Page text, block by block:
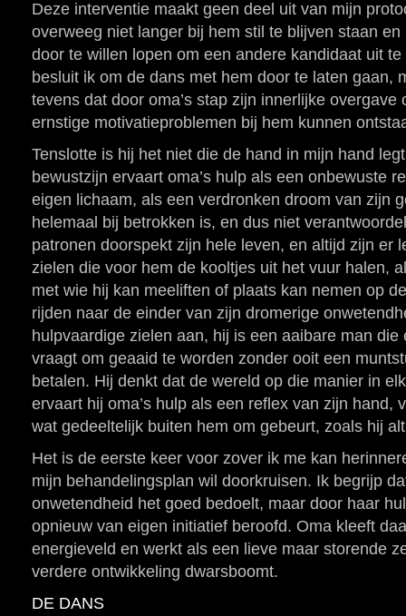
Deze interventie maakt geen deel uit van mijn
overweeg niet langer bij hem stil te blijven staan
door te willen lopen om een andere kandidaat uit
besluit ik om de dans met hem door te laten gaan,
tevens dat door oma’s stap zijn innerlijke overgave
ernstige motivatieproblemen bij hem kunnen
Tenslotte is hij het niet die de hand in mijn hand
bewustzijn ervaart oma’s hulp als een onbewuste
eigen lichaam, als een verdronken droom van zijn
helemaal bij betrokken is, en dus niet
patronen doorspekt zijn hele leven, en altijd zijn er
zielen die voor hem de kooltjes uit het vuur halen,
met wie hij kan meeliften of plaats kan nemen op
rijden naar de einder van zijn dromerige
hulpvaardige zielen aan, hij is een aaibare man die
vraagt om geaaid te worden zonder ooit een
betalen. Hij denkt dat de wereld op die manier in
ervaart hij oma’s hulp als een reflex van zijn hand,
wat gedeeltelijk buiten hem om gebeurt, zoals hij
Het is de eerste keer voor zover ik me kan
mijn behandelingsplan wil doorkruisen. Ik begrijp
onwetendheid het goed bedoelt, maar door haar
opnieuw van eigen initiatief beroofd. Oma kleeft
energieveld en werkt als een lieve maar storende
verdere ontwikkeling dwarsboomt.
DE DANS